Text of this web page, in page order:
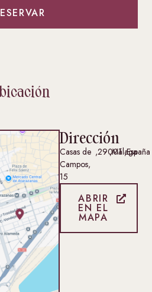
Dirección
Casas de
Campos,
15
,29001
,Málaga
,España
ABRIR
EN EL
MAPA